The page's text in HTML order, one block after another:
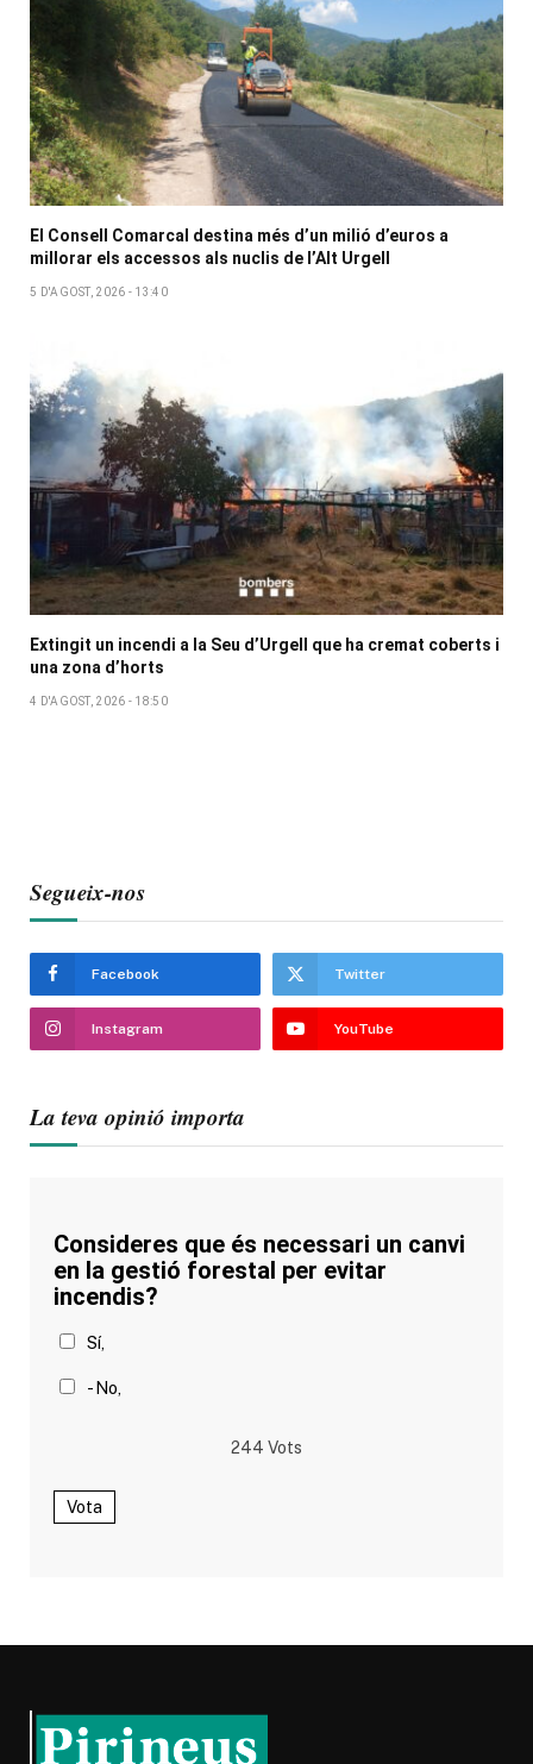
El Consell Comarcal destina més d’un milió d’euros a
millorar els accessos als nuclis de l’Alt Urgell
5 D'AGOST, 2026 - 13:40
Extingit un incendi a la Seu d’Urgell que ha cremat coberts i
una zona d’horts
4 D'AGOST, 2026 - 18:50
Segueix-nos
Facebook Twitter
Instagram YouTube
La teva opinió importa
Consideres que és necessari un canvi
en la gestió forestal per evitar
incendis?
Sí,
- No,
244 Vots
Vota